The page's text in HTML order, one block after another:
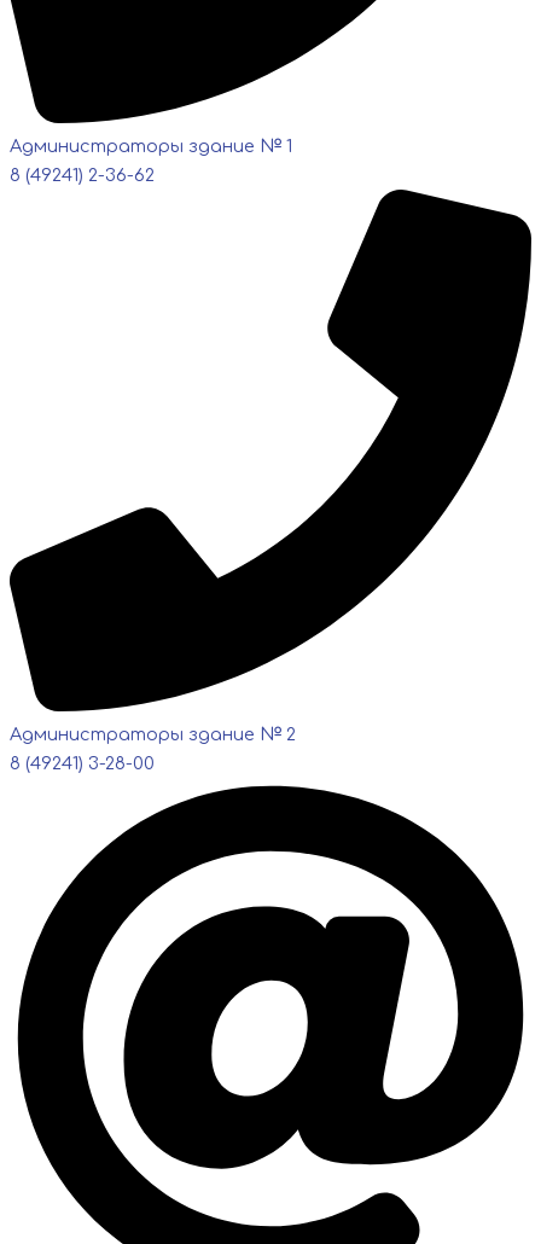
Администраторы здание № 1
8 (49241) 2-36-62
Администраторы здание № 2
8 (49241) 3-28-00